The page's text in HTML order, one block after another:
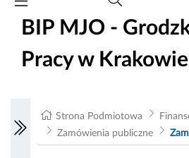
BIP MJO -
Pracy w Krakowie
Strona Podmiotowa
Zamówienia publiczne